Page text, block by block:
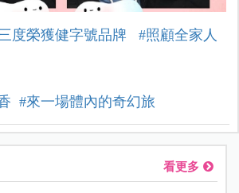
度榮獲健字號品牌
#照顧全家人
#來一場體內的奇幻旅
看更多